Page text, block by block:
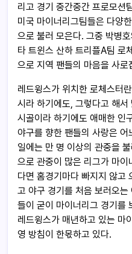
리고 경기 중간중간 프로모션
미국 마이너리그팀들은 다양
으로 불러 모은다. 그중 박병
타 트윈스 산하 트리플A팀 로
으로 지역 팬들의 마음을 사로
레드윙스가 위치한 로체스터
시라 하기에도, 그렇다고 해
시골이라 하기에도 애매한 인
야구를 향한 팬들의 사랑은
일에는 만 명 이상의 관중을
으로 관중이 많은 리그가 마
다면 홈경기마다 빠지지 않고
고 야구 경기를 처음 보러오
들이 굳이 마이너리그 경기를
레드윙스가 매년하고 있는 마
영 방침이 한몫하고 있다.